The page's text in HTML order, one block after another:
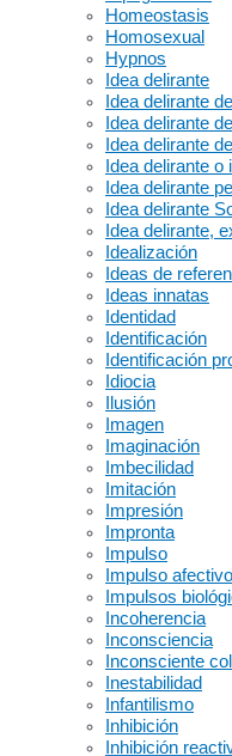
Homeostasis
Homosexual
Hypnos
Idea delirante
Idea delirante
Idea delirante
Idea delirante
Idea delirante
Idea delirante
Idea delirante
Idea delirante,
Idealización
Ideas de
Ideas innatas
Identidad
Identificación
Identificación
Idiocia
Ilusión
Imagen
Imaginación
Imbecilidad
Imitación
Impresión
Impronta
Impulso
Impulso afectivo
Impulsos
Incoherencia
Inconsciencia
Inconsciente
Inestabilidad
Infantilismo
Inhibición
Inhibición